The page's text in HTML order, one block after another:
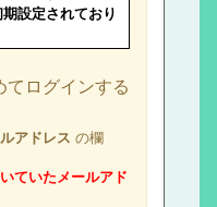
設定されており
ログインする
アドレス の欄
ていたメールアド